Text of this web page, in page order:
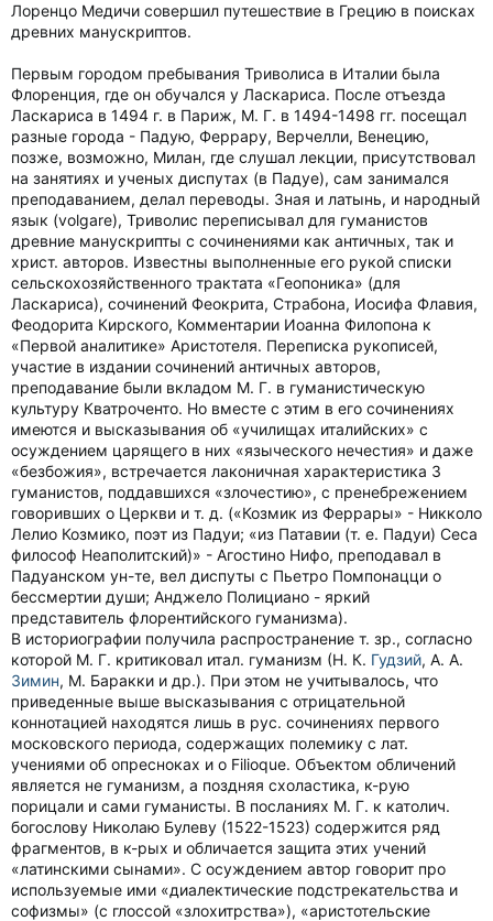
Лоренцо Медичи совершил путешествие в Грецию в поисках
древних манускриптов.
Первым городом пребывания Триволиса в Италии была
Флоренция, где он обучался у Ласкариса. После отъезда
Ласкариса в 1494 г. в Париж, М. Г. в 1494-1498 гг. посещал
разные города - Падую, Феррару, Верчелли, Венецию,
позже, возможно, Милан, где слушал лекции, присутствовал
на занятиях и ученых диспутах (в Падуе), сам занимался
преподаванием, делал переводы. Зная и латынь, и народный
язык (volgare), Триволис переписывал для гуманистов
древние манускрипты с сочинениями как античных, так и
христ. авторов. Известны выполненные его рукой списки
сельскохозяйственного трактата «Геопоника» (для
Ласкариса), сочинений Феокрита, Страбона, Иосифа Флавия,
Феодорита Кирского, Комментарии Иоанна Филопона к
«Первой аналитике» Аристотеля. Переписка рукописей,
участие в издании сочинений античных авторов,
преподавание были вкладом М. Г. в гуманистическую
культуру Кватроченто. Но вместе с этим в его сочинениях
имеются и высказывания об «училищах италийских» с
осуждением царящего в них «языческого нечестия» и даже
«безбожия», встречается лаконичная характеристика 3
гуманистов, поддавшихся «злочестию», с пренебрежением
говоривших о Церкви и т. д. («Козмик из Феррары» - Никколо
Лелио Козмико, поэт из Падуи; «из Патавии (т. е. Падуи) Сеса
философ Неаполитский)» - Агостино Нифо, преподавал в
Падуанском ун-те, вел диспуты с Пьетро Помпонацци о
бессмертии души; Анджело Полициано - яркий
представитель флорентийского гуманизма).
В историографии получила распространение т. зр., согласно
которой М. Г. критиковал итал. гуманизм (Н. К. Гудзий, А. А.
Зимин, М. Баракки и др.). При этом не учитывалось, что
приведенные выше высказывания с отрицательной
коннотацией находятся лишь в рус. сочинениях первого
московского периода, содержащих полемику с лат.
учениями об опресноках и о Filioque. Объектом обличений
является не гуманизм, а поздняя схоластика, к-рую
порицали и сами гуманисты. В посланиях М. Г. к католич.
богослову Николаю Булеву (1522-1523) содержится ряд
фрагментов, в к-рых и обличается защита этих учений
«латинскими сынами». С осуждением автор говорит про
используемые ими «диалектические подстрекательства и
софизмы» (с глоссой «злохитрства»), «аристотельские